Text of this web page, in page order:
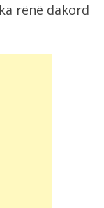
rënë dakord